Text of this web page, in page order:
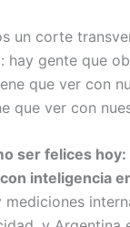
un corte
hay gente que
que ver con
que ver con
ser felices
inteligencia
mediciones